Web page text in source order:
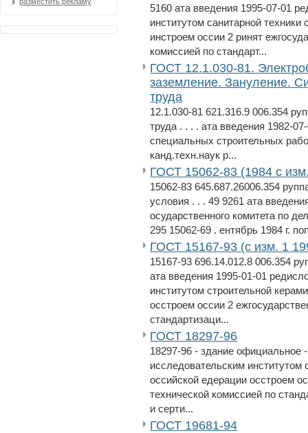
5160 ата введения 1995-07-01
институтом санитарной
инстроем оссии 2 ринят
комиссией по стандарт...
ГОСТ 12.1.030-81.
заземление. Зануление.
труда
12.1.030-81 621.316.9 006.354
труда . . . . ата введения 1982-
специальных строительных
канд.техн.наук р...
ГОСТ 15062-83 (1984 с
15062-83 645.687.26006.354
условия . . . 49 9261 ата
осударственного комитета по
295 15062-69 . ентябрь 1984 г.
ГОСТ 15167-93 (с изм. 1
15167-93 696.14.012.8 006.354
ата введения 1995-01-01
институтом строительной
осстроем оссии 2
стандартизаци...
ГОСТ 18297-96
18297-96 - здание официальное
исследовательским институтом
оссийской едерации осстроем
технической комиссией по
и серти...
ГОСТ 19681-94